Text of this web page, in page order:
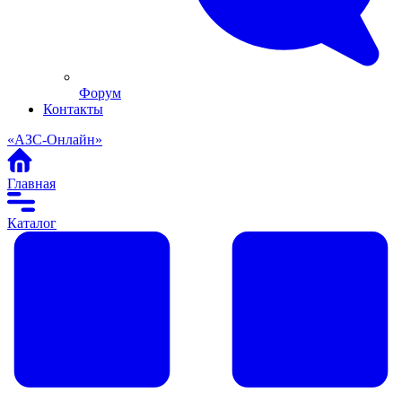
Форум
Контакты
«АЗС-Онлайн»
Главная
Каталог